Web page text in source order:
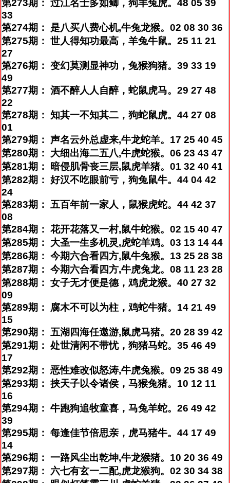
第273期： 过江名士多如鲫，狗羊兔虎。48 05 39
33
第274期： 是八买八费心机,牛兔龙猴。02 08 30 36
第275期： 世人得知功最高，羊兔牛鼠。25 11 21
27
第276期： 变幻莫测显神功，兔猴狗猪。39 33 19
49
第277期： 酒不醉人人自醉，蛇鼠虎马。29 27 48
22
第278期： 知其一不知其二，狗蛇鼠虎。44 27 08
01
第279期： 声名云外总虚来,牛龙蛇羊。17 25 40 45
第280期： 大细出海二五八,牛虎蛇猴。06 23 43 47
第281期： 暗侵肌骨丧三层,鼠虎羊猪。01 32 40 41
第282期： 好汉不吃眼前亏，狗兔鼠牛。44 04 42
24
第283期： 五百年前一家人，鼠猴虎蛇。44 42 37
08
第284期： 花开花落又一村,鼠牛蛇猴。02 15 40 47
第285期： 大圣一生多机灵,虎蛇羊鸡。03 13 14 44
第286期： 今期六合看四方,鼠牛兔猴。13 25 28 38
第287期： 今期六合看四方,牛虎兔龙。08 11 23 28
第288期： 女子无才便是德，鸡虎龙猴。40 27 32
09
第289期： 腐木不可以为柱，鸡蛇牛猪。14 21 49
15
第290期： 五湖四海任遨游,鼠虎马猪。20 28 39 42
第291期： 处世清闲不带忧，狗猪马蛇。35 46 49
17
第292期： 恶性难改似怒涛,牛虎兔猴。09 25 38 49
第293期： 挟天子以令诸侯，马猴兔猪。10 12 11
16
第294期： 牛跑狗追牧童喜，马兔羊蛇。26 49 42
39
第295期： 每逢佳节倍思亲，虎马猪牛。44 17 49
14
第296期： 一路风尘出乾坤,牛龙猴猪。10 20 36 49
第297期： 六七有玄一二配,虎龙猴狗。02 30 34 38